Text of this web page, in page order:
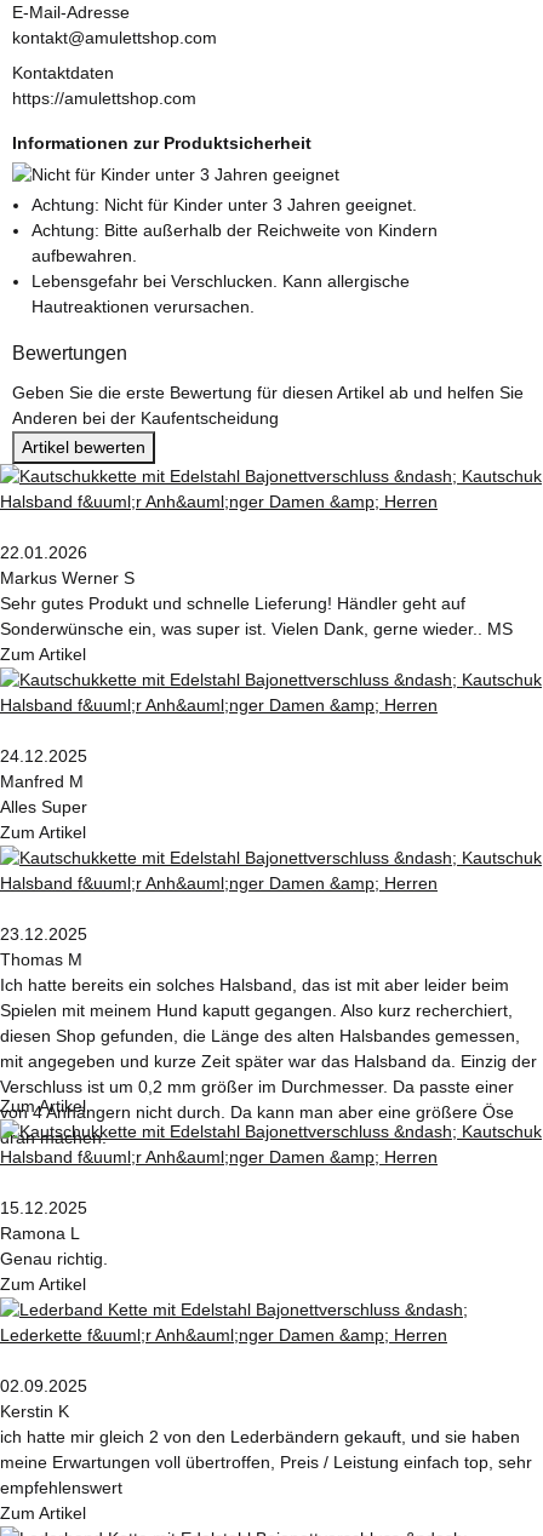
E-Mail-Adresse
kontakt@amulettshop.com
Kontaktdaten
https://amulettshop.com
Informationen zur Produktsicherheit
Achtung: Nicht für Kinder unter 3 Jahren geeignet.
Achtung: Bitte außerhalb der Reichweite von Kindern
aufbewahren.
Lebensgefahr bei Verschlucken. Kann allergische
Hautreaktionen verursachen.
Bewertungen
Geben Sie die erste Bewertung für diesen Artikel ab und helfen Sie
Anderen bei der Kaufentscheidung
Artikel bewerten
22.01.2026
Markus Werner S
Sehr gutes Produkt und schnelle Lieferung! Händler geht auf
Sonderwünsche ein, was super ist. Vielen Dank, gerne wieder.. MS
Zum Artikel
24.12.2025
Manfred M
Alles Super
Zum Artikel
23.12.2025
Thomas M
Ich hatte bereits ein solches Halsband, das ist mit aber leider beim
Spielen mit meinem Hund kaputt gegangen. Also kurz recherchiert,
diesen Shop gefunden, die Länge des alten Halsbandes gemessen,
mit angegeben und kurze Zeit später war das Halsband da. Einzig der
Verschluss ist um 0,2 mm größer im Durchmesser. Da passte einer
von 4 Anhängern nicht durch. Da kann man aber eine größere Öse
dran machen.
Zum Artikel
15.12.2025
Ramona L
Genau richtig.
Zum Artikel
02.09.2025
Kerstin K
ich hatte mir gleich 2 von den Lederbändern gekauft, und sie haben
meine Erwartungen voll übertroffen, Preis / Leistung einfach top, sehr
empfehlenswert
Zum Artikel